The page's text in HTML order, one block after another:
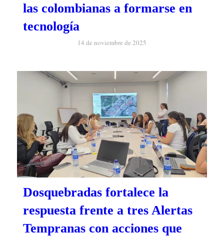
las colombianas a formarse en
tecnología
14 de noviembre de 2025
Dosquebradas fortalece la
respuesta frente a tres Alertas
Tempranas con acciones que